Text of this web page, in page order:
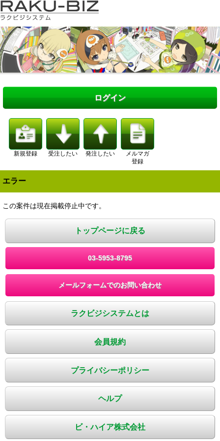
ログイン
新規登録 受注したい 発注したい
メルマガ
登録
エラー
この案件は現在掲載停止中です。
トップページに戻る
03-5953-8795
メールフォームでのお問い合わせ
ラクビジシステムとは
会員規約
プライバシーポリシー
ヘルプ
ビ・ハイア株式会社